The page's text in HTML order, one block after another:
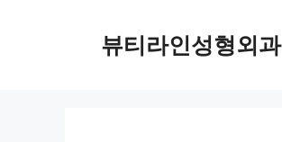
뷰티라인성형외과